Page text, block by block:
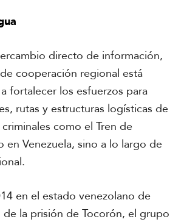
directo de información,
cooperación regional está
fortalecer los esfuerzos para
rutas y estructuras logísticas de
como el Tren de
en Venezuela, sino a lo largo de
en el estado venezolano de
la prisión de Tocorón, el grupo